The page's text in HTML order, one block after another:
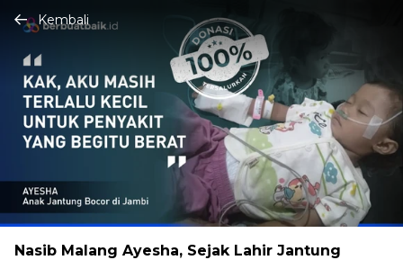
Kembali
Nasib Malang Ayesha, Sejak Lahir Jantung